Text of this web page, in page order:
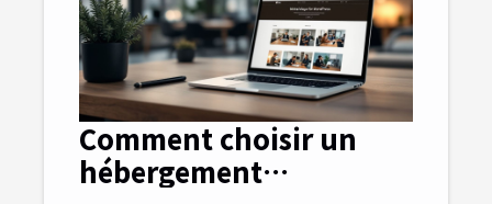
Comment choisir un
hébergement